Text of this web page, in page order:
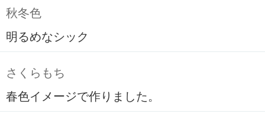
秋冬色
明るめなシック
さくらもち
春色イメージで作りました。